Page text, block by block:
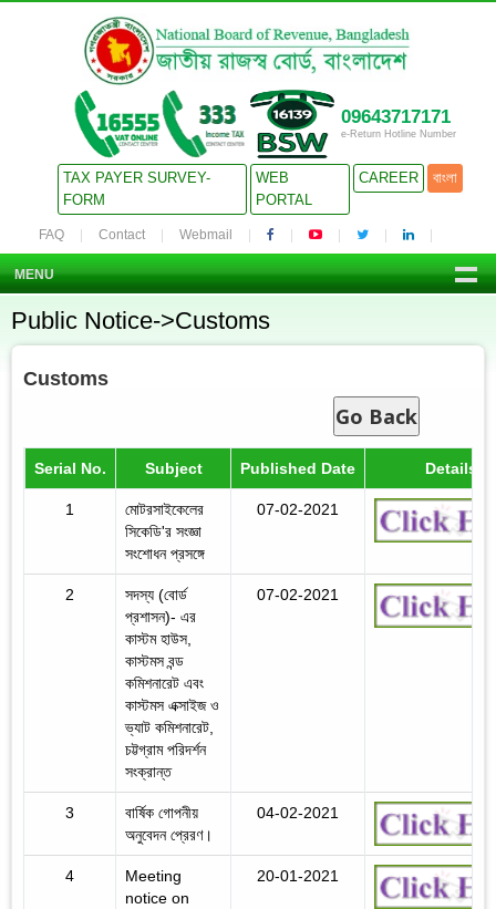
09643717171
e-Return Hotline Number
TAX PAYER SURVEY-
FORM
WEB
PORTAL
CAREER বাংলা
FAQ Contact Webmail
MENU
Public Notice->Customs
Customs
Go Back
Serial No. Subject Published Date Details
1
মোটরসাইকেলের
সিকেডি'র সংজ্ঞা
সংশোধন প্রসঙ্গে
07-02-2021
2
সদস্য (বোর্ড
প্রশাসন)- এর
কাস্টম হাউস,
কাস্টমস বন্ড
কমিশনারেট এবং
কাস্টমস এক্সাইজ ও
ভ্যাট কমিশনারেট,
চট্টগ্রাম পরিদর্শন
সংক্রান্ত
07-02-2021
3
বার্ষিক গোপনীয়
অনুবেদন প্রেরণ।
04-02-2021
4
Meeting
notice on
20-01-2021